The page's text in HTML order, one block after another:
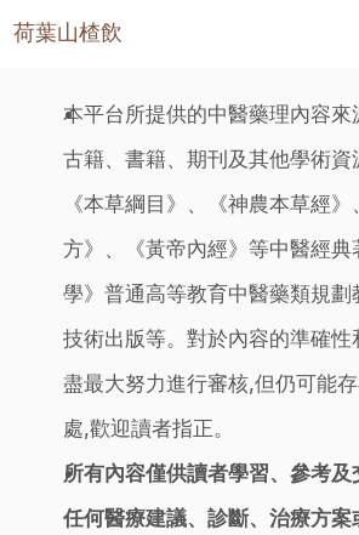
荷葉山楂飲
本平台所提供的中醫藥理內容來
古籍、書籍、期刊及其他學術
《本草綱目》、《神農本草經
方》、《黃帝內經》等中醫經典
學》普通高等教育中醫藥類規
技術出版等。對於內容的準確性
盡最大努力進行審核,但仍可能
處,歡迎讀者指正。
所有內容僅供讀者學習、參考
任何醫療建議、診斷、治療方案